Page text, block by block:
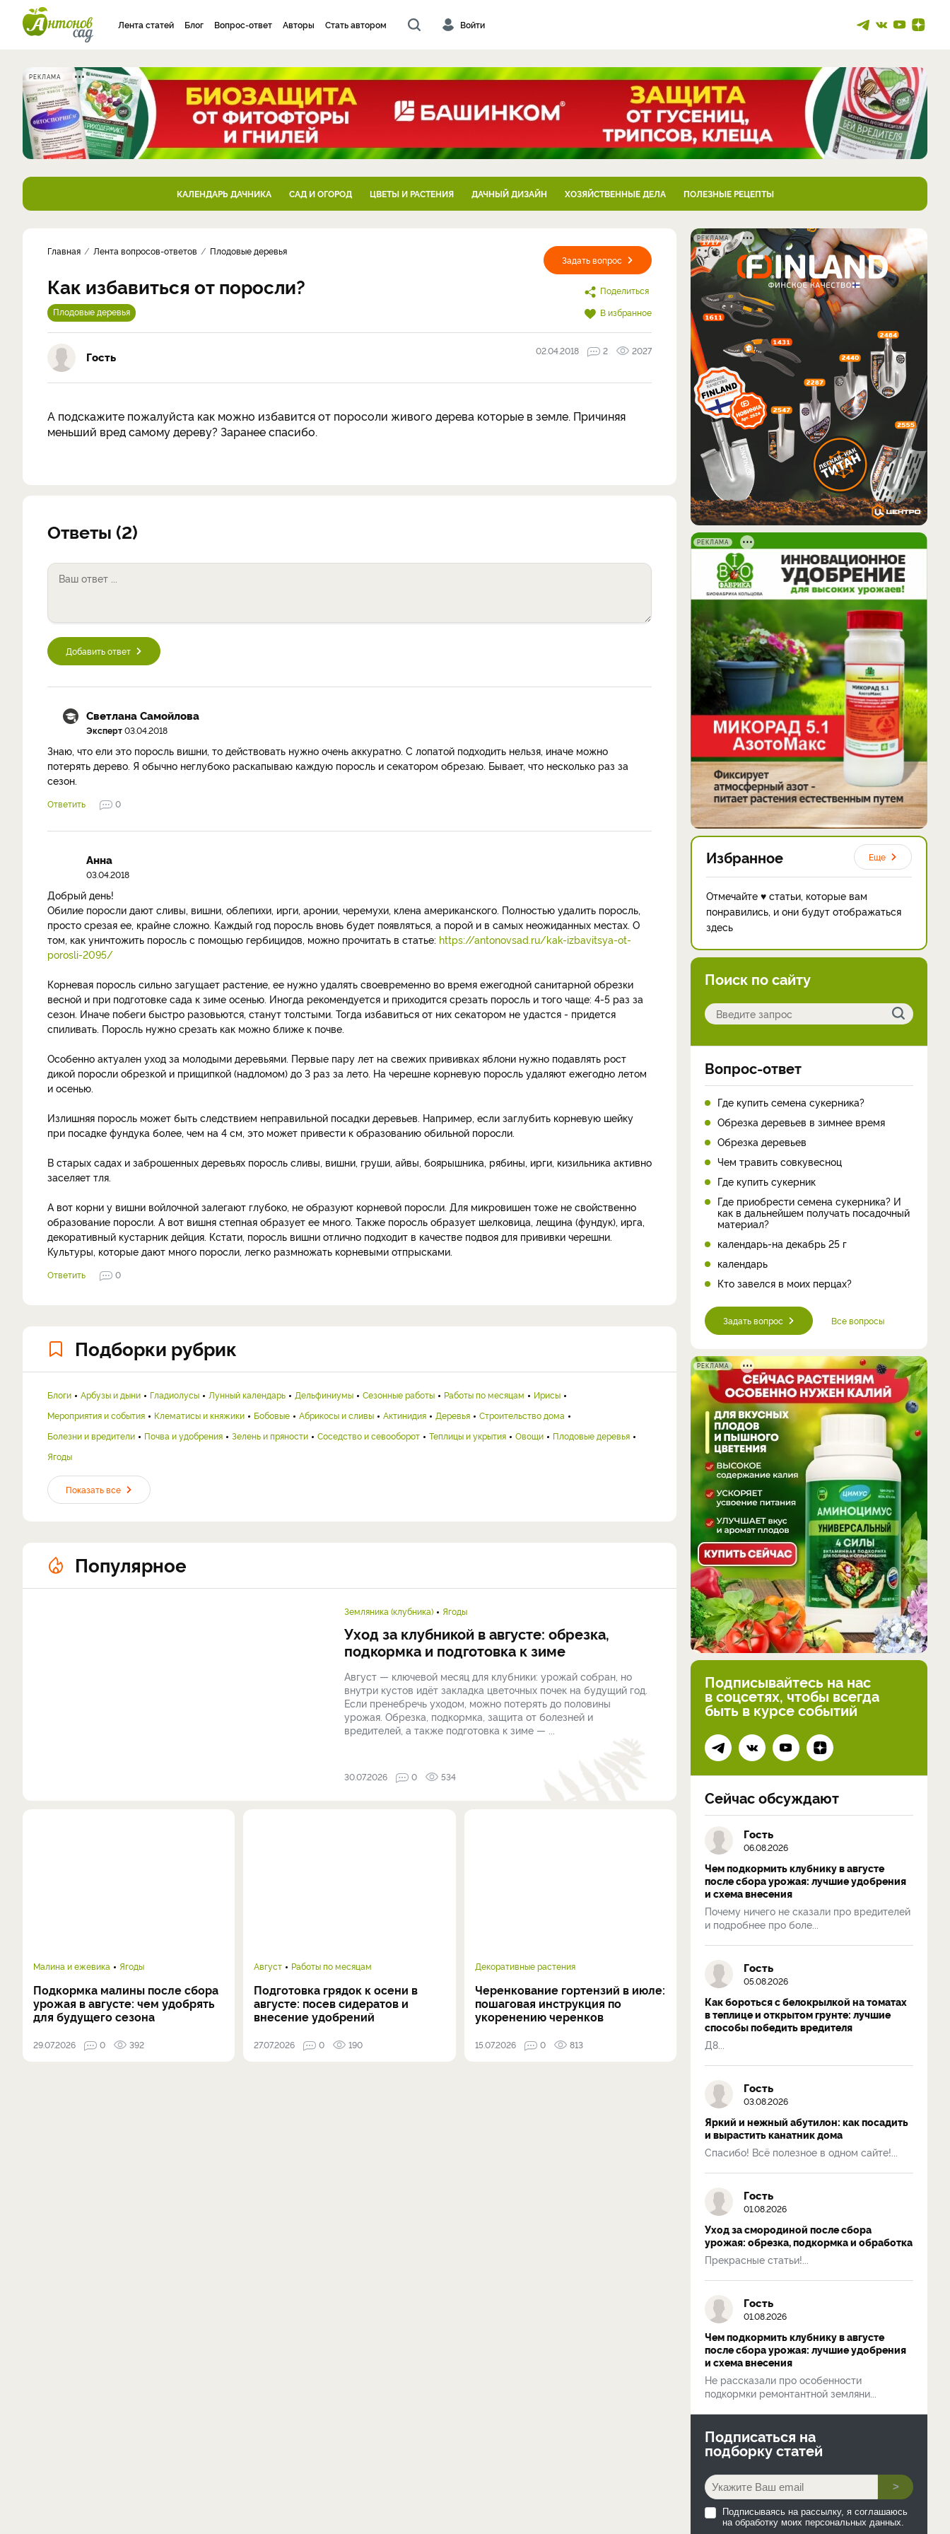
Лента статей Блог Вопрос-ответ Авторы Стать автором Войти
РЕКЛАМА
КАЛЕНДАРЬ ДАЧНИКА САД И ОГОРОД ЦВЕТЫ И РАСТЕНИЯ ДАЧНЫЙ ДИЗАЙН ХОЗЯЙСТВЕННЫЕ ДЕЛА ПОЛЕЗНЫЕ РЕЦЕПТЫ
Задать вопрос
Поделиться
В избранное
Главная Лента вопросов-ответов Плодовые деревья
Как избавиться от поросли?
Плодовые деревья
Гость 02.04.2018 2 2027
А подскажите пожалуйста как можно избавится от поросоли живого дерева которые в земле. Причиняя
меньший вред самому дереву? Заранее спасибо.
Ответы (2)
Добавить ответ
Светлана Самойлова
Эксперт03.04.2018
Знаю, что ели это поросль вишни, то действовать нужно очень аккуратно. С лопатой подходить нельзя, иначе можно
потерять дерево. Я обычно неглубоко раскапываю каждую поросль и секатором обрезаю. Бывает, что несколько раз за
сезон.
Ответить 0
Анна
03.04.2018
Добрый день!
Обилие поросли дают сливы, вишни, облепихи, ирги, аронии, черемухи, клена американского. Полностью удалить поросль,
просто срезая ее, крайне сложно. Каждый год поросль вновь будет появляться, а порой и в самых неожиданных местах. О
том, как уничтожить поросль с помощью гербицидов, можно прочитать в статье: https://antonovsad.ru/kak-izbavitsya-ot-
porosli-2095/
Корневая поросль сильно загущает растение, ее нужно удалять своевременно во время ежегодной санитарной обрезки
весной и при подготовке сада к зиме осенью. Иногда рекомендуется и приходится срезать поросль и того чаще: 4-5 раз за
сезон. Иначе побеги быстро разовьются, станут толстыми. Тогда избавиться от них секатором не удастся - придется
спиливать. Поросль нужно срезать как можно ближе к почве.
Особенно актуален уход за молодыми деревьями. Первые пару лет на свежих прививках яблони нужно подавлять рост
дикой поросли обрезкой и прищипкой (надломом) до 3 раз за лето. На черешне корневую поросль удаляют ежегодно летом
и осенью.
Излишняя поросль может быть следствием неправильной посадки деревьев. Например, если заглубить корневую шейку
при посадке фундука более, чем на 4 см, это может привести к образованию обильной поросли.
В старых садах и заброшенных деревьях поросль сливы, вишни, груши, айвы, боярышника, рябины, ирги, кизильника активно
заселяет тля.
А вот корни у вишни войлочной залегают глубоко, не образуют корневой поросли. Для микровишен тоже не свойственно
образование поросли. А вот вишня степная образует ее много. Также поросль образует шелковица, лещина (фундук), ирга,
декоративный кустарник дейция. Кстати, поросль вишни отлично подходит в качестве подвоя для прививки черешни.
Культуры, которые дают много поросли, легко размножать корневыми отпрысками.
Ответить 0
Подборки рубрик
Блоги Арбузы и дыни Гладиолусы Лунный календарь Дельфиниумы Сезонные работы Работы по месяцам
Ирисы
Мероприятия и события
Клематисы и княжики Бобовые Абрикосы и сливы Актинидия Деревья
Строительство дома
Болезни и вредители
Почва и удобрения Зелень и пряности Соседство и севооборот Теплицы и укрытия Овощи
Плодовые деревья
Ягоды
Показать все
Популярное
Земляника (клубника) Ягоды
Уход за клубникой в августе: обрезка,
подкормка и подготовка к зиме
Август — ключевой месяц для клубники: урожай собран, но
внутри кустов идёт закладка цветочных почек на будущий год.
Если пренебречь уходом, можно потерять до половины
урожая. Обрезка, подкормка, защита от болезней и
вредителей, а также подготовка к зиме — ...
30.07.2026 0 534
Малина и ежевика Ягоды
Подкормка малины после сбора
урожая в августе: чем удобрять
для будущего сезона
29.07.2026 0 392
Август Работы по месяцам
Подготовка грядок к осени в
августе: посев сидератов и
внесение удобрений
27.07.2026 0 190
Декоративные растения
Черенкование гортензий в июле:
пошаговая инструкция по
укоренению черенков
15.07.2026 0 813
РЕКЛАМА
РЕКЛАМА
Избранное Еще
Отмечайте ♥ статьи, которые вам
понравились, и они будут отображаться
здесь
Поиск по сайту
Вопрос-ответ
Где купить семена сукерника?
Обрезка деревьев в зимнее время
Обрезка деревьев
Чем травить совкувесноц
Где купить сукерник
Где приобрести семена сукерника? И
как в дальнейшем получать посадочный
материал?
календарь-на декабрь 25 г
календарь
Кто завелся в моих перцах?
Задать вопрос Все вопросы
РЕКЛАМА
Подписывайтесь на нас
в соцсетях, чтобы всегда
быть в курсе событий
Сейчас обсуждают
Гость
06.08.2026
Чем подкормить клубнику в августе
после сбора урожая: лучшие удобрения
и схема внесения
Почему ничего не сказали про вредителей
и подробнее про боле...
Гость
05.08.2026
Как бороться с белокрылкой на томатах
в теплице и открытом грунте: лучшие
способы победить вредителя
Д8...
Гость
03.08.2026
Яркий и нежный абутилон: как посадить
и вырастить канатник дома
Спасибо! Всё полезное в одном сайте!...
Гость
01.08.2026
Уход за смородиной после сбора
урожая: обрезка, подкормка и обработка
Прекрасные статьи!...
Гость
01.08.2026
Чем подкормить клубнику в августе
после сбора урожая: лучшие удобрения
и схема внесения
Не рассказали про особенности
подкормки ремонтантной земляни...
Подписаться на
подборку статей
>
Подписываясь на рассылку, я соглашаюсь
на обработку моих персональных данных.